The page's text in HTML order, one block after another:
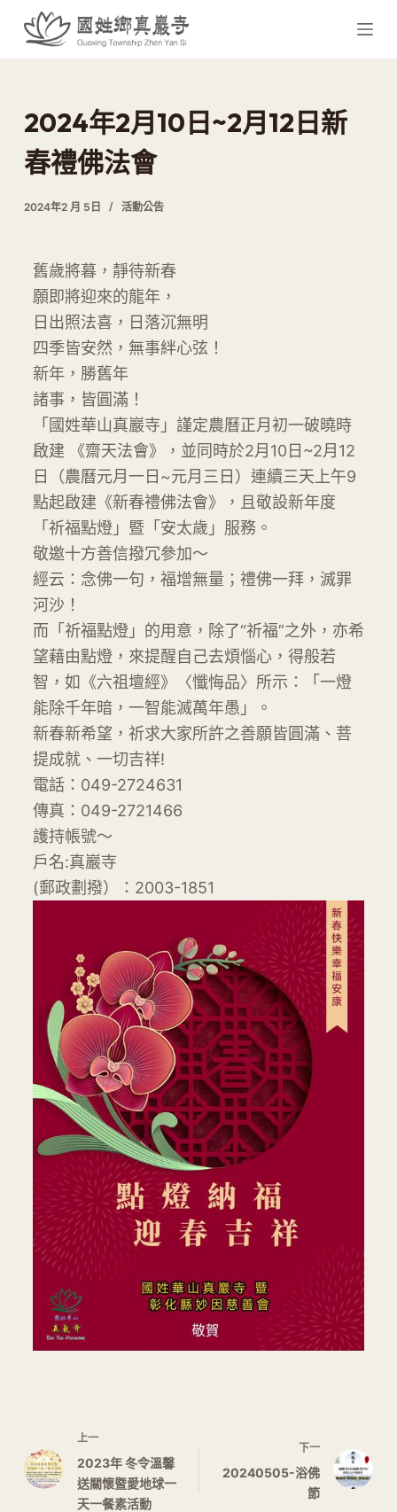
跳
至
內
容
2024年2月10日~2月12日新
春禮佛法會
2024年2 月 5日 活動公告
舊歲將暮，靜待新春
願即將迎來的龍年，
日出照法喜，日落沉無明
四季皆安然，無事絆心弦！
新年，勝舊年
諸事，皆圓滿！
「國姓華山真巖寺」謹定農曆正月初一破曉時
啟建 《齋天法會》，並同時於2月10日~2月12
日（農曆元月一日~元月三日）連續三天上午9
點起啟建《新春禮佛法會》，且敬設新年度
「祈福點燈」暨「安太歲」服務。
敬邀十方善信撥冗參加～
經云：念佛一句，福增無量；禮佛一拜，滅罪
河沙！
而「祈福點燈」的用意，除了“祈福”之外，亦希
望藉由點燈，來提醒自己去煩惱心，得般若
智，如《六祖壇經》〈懺悔品〉所示：「一燈
能除千年暗，一智能滅萬年愚」。
新春新希望，祈求大家所許之善願皆圓滿、菩
提成就、一切吉祥!
電話：049-2724631
傳真：049-2721466
護持帳號～
戶名:真巖寺
(郵政劃撥）：2003-1851
上一
2023年 冬令溫馨
送關懷暨愛地球一
天一餐素活動
下一
20240505-浴佛
節